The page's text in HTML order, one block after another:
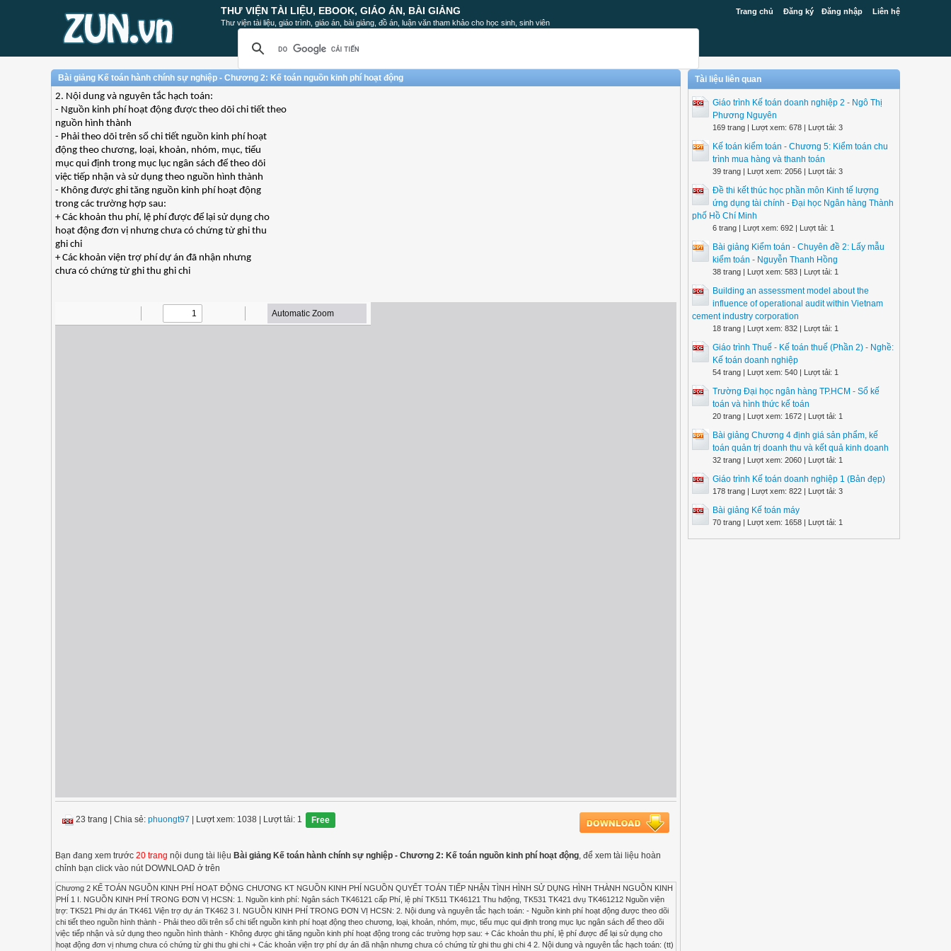
Trang chủ Đăng ký Đăng nhập Liên hệ
THƯ VIỆN TÀI LIỆU, EBOOK, GIÁO ÁN, BÀI GIẢNG
Thư viện tài liệu, giáo trình, giáo án, bài giảng, đồ án, luận văn tham khảo cho học sinh, sinh viên
Bài giảng Kế toán hành chính sự nghiệp - Chương 2: Kế toán nguồn kinh phí hoạt động
2. Nội dung và nguyên tắc hạch toán:
- Nguồn kinh phí hoạt động được theo dõi chi tiết theo
nguồn hình thành
- Phải theo dõi trên sổ chi tiết nguồn kinh phí hoạt
động theo chương, loại, khoản, nhóm, mục, tiểu
mục qui định trong mục lục ngân sách để theo dõi
việc tiếp nhận và sử dụng theo nguồn hình thành
- Không được ghi tăng nguồn kinh phí hoạt động
trong các trường hợp sau:
+ Các khoản thu phí, lệ phí được để lại sử dụng cho
hoạt động đơn vị nhưng chưa có chứng từ ghi thu
ghi chi
+ Các khoản viện trợ phí dự án đã nhận nhưng
chưa có chứng từ ghi thu ghi chi
23 trang Chia sẻ: phuongt97 | Lượt xem: 1038 | Lượt tải: 1 Free
Bạn đang xem trước 20 trang nội dung tài liệu Bài giảng Kế toán hành chính sự nghiệp - Chương 2: Kế toán nguồn kinh phí hoạt động, để xem tài liệu hoàn
chỉnh bạn click vào nút DOWNLOAD ở trên
Chương 2 KẾ TOÁN NGUỒN KINH PHÍ HOẠT ĐỘNG CHƯƠNG KT NGUỒN KINH PHÍ NGUỒN QUYẾT TOÁN TIẾP NHẬN TÌNH HÌNH SỬ DỤNG HÌNH THÀNH NGUỒN KINH
PHÍ 1 I. NGUỒN KINH PHÍ TRONG ĐƠN VỊ HCSN: 1. Nguồn kinh phí: Ngân sách TK46121 cấp Phí, lệ phí TK511 TK46121 Thu hđộng, TK531 TK421 dvụ TK461212 Nguồn viện
trợ: TK521 Phi dự án TK461 Viện trợ dự án TK462 3 I. NGUỒN KINH PHÍ TRONG ĐƠN VỊ HCSN: 2. Nội dung và nguyên tắc hạch toán: - Nguồn kinh phí hoạt động được theo dõi
chi tiết theo nguồn hình thành - Phải theo dõi trên sổ chi tiết nguồn kinh phí hoạt động theo chương, loại, khoản, nhóm, mục, tiểu mục qui định trong mục lục ngân sách để theo dõi
việc tiếp nhận và sử dụng theo nguồn hình thành - Không được ghi tăng nguồn kinh phí hoạt động trong các trường hợp sau: + Các khoản thu phí, lệ phí được để lại sử dụng cho
hoạt động đơn vị nhưng chưa có chứng từ ghi thu ghi chi + Các khoản viện trợ phí dự án đã nhận nhưng chưa có chứng từ ghi thu ghi chi 4 2. Nội dung và nguyên tắc hạch toán: (tt)
Tài liệu liên quan
Giáo trình Kế toán doanh nghiệp 2 - Ngô Thị
Phương Nguyên
169 trang | Lượt xem: 678 | Lượt tải: 3
Kế toán kiểm toán - Chương 5: Kiểm toán chu
trình mua hàng và thanh toán
39 trang | Lượt xem: 2056 | Lượt tải: 3
Đề thi kết thúc học phần môn Kinh tế lượng
ứng dụng tài chính - Đại học Ngân hàng Thành
phố Hồ Chí Minh
6 trang | Lượt xem: 692 | Lượt tải: 1
Bài giảng Kiểm toán - Chuyên đề 2: Lấy mẫu
kiểm toán - Nguyễn Thanh Hồng
38 trang | Lượt xem: 583 | Lượt tải: 1
Building an assessment model about the
influence of operational audit within Vietnam
cement industry corporation
18 trang | Lượt xem: 832 | Lượt tải: 1
Giáo trình Thuế - Kế toán thuế (Phần 2) - Nghề:
Kế toán doanh nghiệp
54 trang | Lượt xem: 540 | Lượt tải: 1
Trường Đại học ngân hàng TP.HCM - Sổ kế
toán và hình thức kế toán
20 trang | Lượt xem: 1672 | Lượt tải: 1
Bài giảng Chương 4 định giá sản phẩm, kế
toán quản trị doanh thu và kết quả kinh doanh
32 trang | Lượt xem: 2060 | Lượt tải: 1
Giáo trình Kế toán doanh nghiệp 1 (Bản đẹp)
178 trang | Lượt xem: 822 | Lượt tải: 3
Bài giảng Kế toán máy
70 trang | Lượt xem: 1658 | Lượt tải: 1